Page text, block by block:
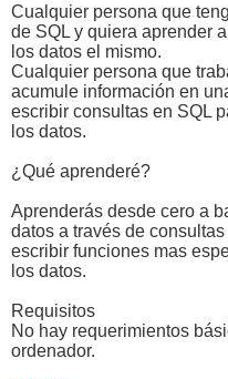
Cualquier persona que
de SQL y quiera aprender
los datos el mismo.
Cualquier persona que
acumule información en
escribir consultas en SQL
los datos.
¿Qué aprenderé?
Aprenderás desde cero a
datos a través de
escribir funciones mas
los datos.
Requisitos
No hay requerimientos
ordenador.